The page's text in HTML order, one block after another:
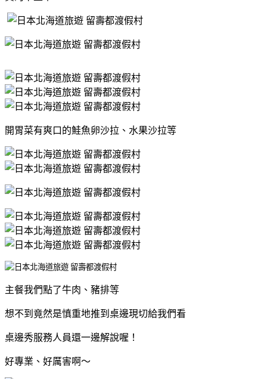
開胃菜有爽口的鮭魚卵沙拉、水果沙拉等
主餐我們點了牛肉、豬排等
想不到竟然是慎重地推到桌邊現切給我們看
桌邊秀服務人員還一邊解說喔！
好專業、好厲害啊～